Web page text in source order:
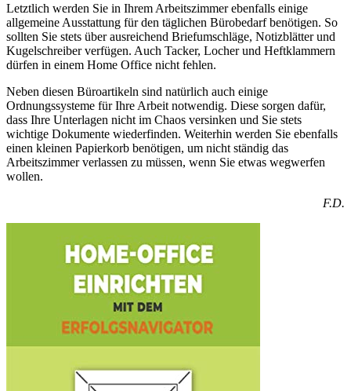
Letztlich werden Sie in Ihrem Arbeitszimmer ebenfalls einige
allgemeine Ausstattung für den täglichen Bürobedarf benötigen. So
sollten Sie stets über ausreichend Briefumschläge, Notizblätter und
Kugelschreiber verfügen. Auch Tacker, Locher und Heftklammern
dürfen in einem Home Office nicht fehlen.
Neben diesen Büroartikeln sind natürlich auch einige
Ordnungssysteme für Ihre Arbeit notwendig. Diese sorgen dafür,
dass Ihre Unterlagen nicht im Chaos versinken und Sie stets
wichtige Dokumente wiederfinden. Weiterhin werden Sie ebenfalls
einen kleinen Papierkorb benötigen, um nicht ständig das
Arbeitszimmer verlassen zu müssen, wenn Sie etwas wegwerfen
wollen.
F.D.